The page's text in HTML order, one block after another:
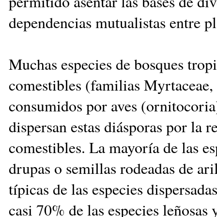
dependencias mutualistas entre
Muchas especies de bosques
comestibles (familias Myrtaceae,
consumidos por aves
dispersan estas diásporas por la
comestibles. La mayoría de las
drupas o semillas rodeadas de
típicas de las especies
casi 70% de las especies